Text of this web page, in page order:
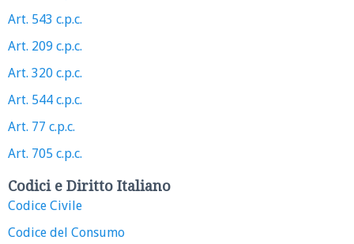
Art. 543 c.p.c.
Art. 209 c.p.c.
Art. 320 c.p.c.
Art. 544 c.p.c.
Art. 77 c.p.c.
Art. 705 c.p.c.
Codici e Diritto Italiano
Codice Civile
Codice del Consumo